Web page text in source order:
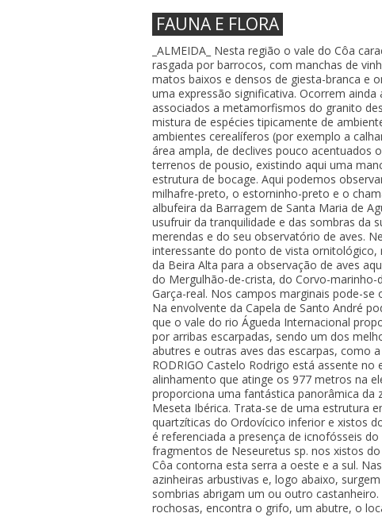
FAUNA E FLORA
_ALMEIDA_ Nesta região o vale do Côa
rasgada por barrocos, com manchas de
matos baixos e densos de giesta-branca e
uma expressão significativa. Ocorrem
associados a metamorfismos do granito
mistura de espécies tipicamente de
ambientes cerealíferos (por exemplo a
área ampla, de declives pouco acentuados
terrenos de pousio, existindo aqui uma
estrutura de bocage. Aqui podemos
milhafre-preto, o estorninho-preto e o
albufeira da Barragem de Santa Maria de
usufruir da tranquilidade e das sombras da
merendas e do seu observatório de aves.
interessante do ponto de vista
da Beira Alta para a observação de aves
do Mergulhão-de-crista, do Corvo-
Garça-real. Nos campos marginais pode-se
Na envolvente da Capela de Santo André
que o vale do rio Águeda Internacional
por arribas escarpadas, sendo um dos
abutres e outras aves das escarpas, como
RODRIGO Castelo Rodrigo está assente
alinhamento que atinge os 977 metros na
proporciona uma fantástica panorâmica da
Meseta Ibérica. Trata-se de uma estrutura
quartzíticas do Ordovícico inferior e xistos
é referenciada a presença de icnofósseis
fragmentos de Neseuretus sp. nos xistos
Côa contorna esta serra a oeste e a sul.
azinheiras arbustivas e, logo abaixo,
sombrias abrigam um ou outro
rochosas, encontra o grifo, um abutre, o